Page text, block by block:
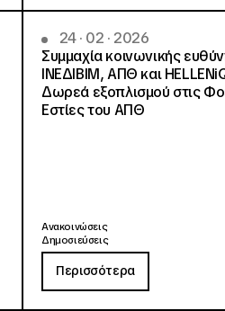
24 · 02 · 2026
Συμμαχία κοινωνικής
ΙΝΕΔΙΒΙΜ, ΑΠΘ και
Δωρεά εξοπλισμού στις
Εστίες του ΑΠΘ
Ανακοινώσεις
Δημοσιεύσεις
Περισσότερα